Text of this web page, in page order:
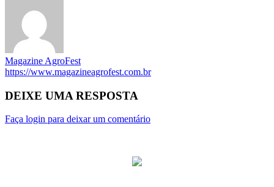
Magazine AgroFest
https://www.magazineagrofest.com.br
DEIXE UMA RESPOSTA
Faça login para deixar um comentário